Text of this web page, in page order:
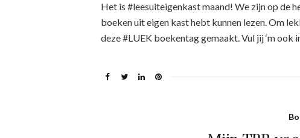
Het is #leesuiteigenkast maand! We zijn op de
boeken uit eigen kast hebt kunnen lezen. Om
deze #LUEK boekentag gemaakt. Vul jij ‘m ook